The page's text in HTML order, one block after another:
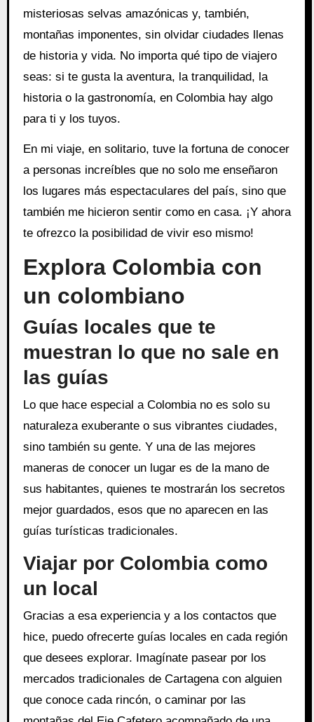
misteriosas selvas amazónicas y, también,
montañas imponentes, sin olvidar ciudades llenas
de historia y vida. No importa qué tipo de viajero
seas: si te gusta la aventura, la tranquilidad, la
historia o la gastronomía, en Colombia hay algo
para ti y los tuyos.
En mi viaje, en solitario, tuve la fortuna de conocer
a personas increíbles que no solo me enseñaron
los lugares más espectaculares del país, sino que
también me hicieron sentir como en casa. ¡Y ahora
te ofrezco la posibilidad de vivir eso mismo!
Explora Colombia con
un colombiano
Guías locales que te
muestran lo que no sale en
las guías
Lo que hace especial a Colombia no es solo su
naturaleza exuberante o sus vibrantes ciudades,
sino también su gente. Y una de las mejores
maneras de conocer un lugar es de la mano de
sus habitantes, quienes te mostrarán los secretos
mejor guardados, esos que no aparecen en las
guías turísticas tradicionales.
Viajar por Colombia como
un local
Gracias a esa experiencia y a los contactos que
hice, puedo ofrecerte guías locales en cada región
que desees explorar. Imagínate pasear por los
mercados tradicionales de Cartagena con alguien
que conoce cada rincón, o caminar por las